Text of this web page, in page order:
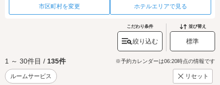
市区町村を変更 ホテルエリアで見る
こだわり条件
絞り込む
並び替え
標準
1 ～ 30件目 / 135件 ※予約カレンダーは06:20時点の情報です
ルームサービス リセット